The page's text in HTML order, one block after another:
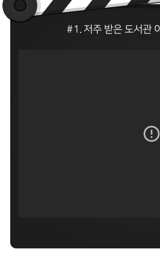
#1. 저주 받은 도서관